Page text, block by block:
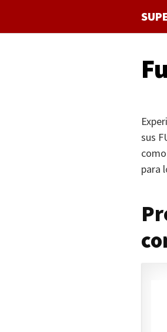
contenido
sus
para